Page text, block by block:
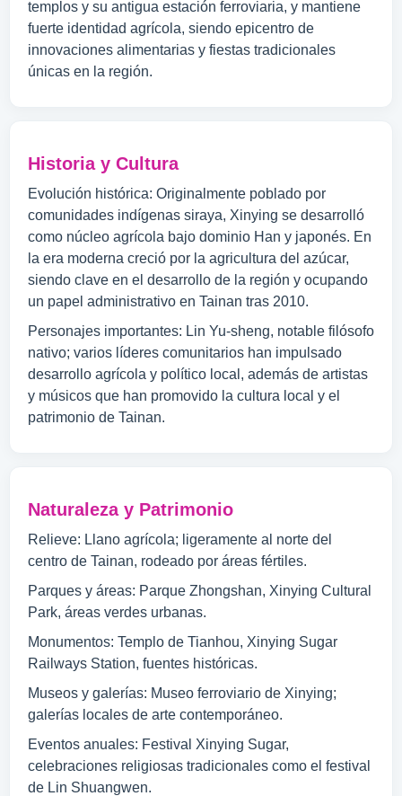
templos y su antigua estación ferroviaria, y mantiene
fuerte identidad agrícola, siendo epicentro de
innovaciones alimentarias y fiestas tradicionales
únicas en la región.
Historia y Cultura
Evolución histórica: Originalmente poblado por
comunidades indígenas siraya, Xinying se desarrolló
como núcleo agrícola bajo dominio Han y japonés. En
la era moderna creció por la agricultura del azúcar,
siendo clave en el desarrollo de la región y ocupando
un papel administrativo en Tainan tras 2010.
Personajes importantes: Lin Yu-sheng, notable filósofo
nativo; varios líderes comunitarios han impulsado
desarrollo agrícola y político local, además de artistas
y músicos que han promovido la cultura local y el
patrimonio de Tainan.
Naturaleza y Patrimonio
Relieve: Llano agrícola; ligeramente al norte del
centro de Tainan, rodeado por áreas fértiles.
Parques y áreas: Parque Zhongshan, Xinying Cultural
Park, áreas verdes urbanas.
Monumentos: Templo de Tianhou, Xinying Sugar
Railways Station, fuentes históricas.
Museos y galerías: Museo ferroviario de Xinying;
galerías locales de arte contemporáneo.
Eventos anuales: Festival Xinying Sugar,
celebraciones religiosas tradicionales como el festival
de Lin Shuangwen.